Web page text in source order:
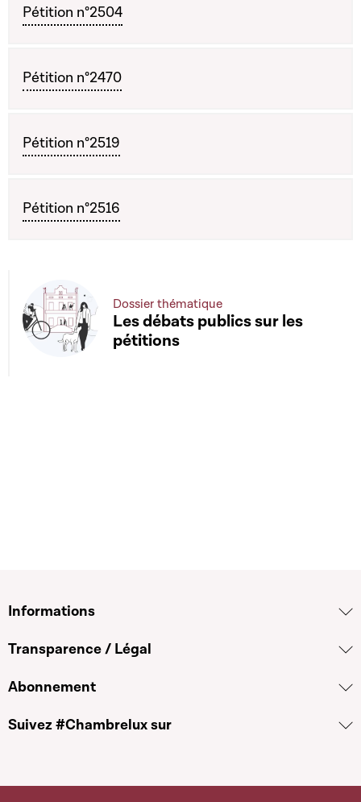
Pétition n°2504
Pétition n°2470
Pétition n°2519
Pétition n°2516
Les débats publics sur les
pétitions
Dossier thématique
Informations
Transparence / Légal
Abonnement
Suivez #Chambrelux sur